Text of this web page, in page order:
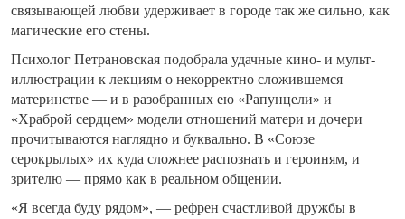
связывающей любви удерживает в городе так же сильно, как
магические его стены.
Психолог Петрановская подобрала удачные кино- и мульт-
иллюстрации к лекциям о некорректно сложившемся
материнстве — и в разобранных ею «Рапунцели» и
«Храброй сердцем» модели отношений матери и дочери
прочитываются наглядно и буквально. В «Союзе
серокрылых» их куда сложнее распознать и героиням, и
зрителю — прямо как в реальном общении.
«Я всегда буду рядом», — рефрен счастливой дружбы в